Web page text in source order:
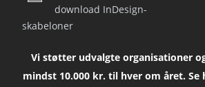
download InDesign-
skabeloner
Vi støtter udvalgte organisationer
mindst 10.000 kr. til hver om året. Se